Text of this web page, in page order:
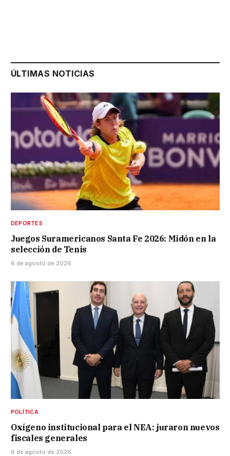
ÚLTIMAS NOTICIAS
DEPORTES
Juegos Suramericanos Santa Fe 2026: Midón en la
selección de Tenis
6 de agosto de 2026
POLÍTICA
Oxígeno institucional para el NEA: juraron nuevos
fiscales generales
6 de agosto de 2026